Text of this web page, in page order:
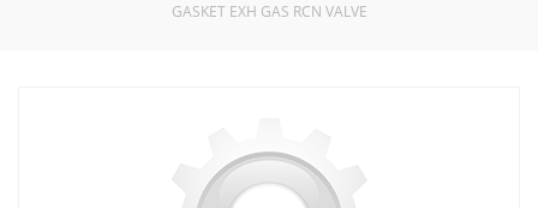
GASKET EXH GAS RCN VALVE